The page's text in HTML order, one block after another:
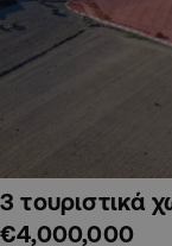
3 τουριστικά
€4,000,000